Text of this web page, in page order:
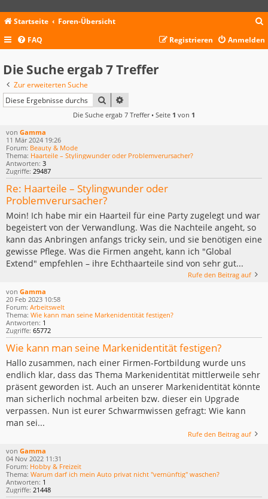
Startseite Foren-Übersicht
c
FAQ Anmelden
Registrieren
Die Suche ergab 7 Treffer
Zur erweiterten Suche
SUCHE
Die Suche ergab 7 Treffer • Seite 1 von 1
von Gamma
11 Mär 2024 19:26
Forum: Beauty & Mode
Thema: Haarteile – Stylingwunder oder Problemverursacher?
Antworten: 3
Zugriffe: 29487
Re: Haarteile – Stylingwunder oder
Problemverursacher?
Moin! Ich habe mir ein Haarteil für eine Party zugelegt und war
begeistert von der Verwandlung. Was die Nachteile angeht, so
kann das Anbringen anfangs tricky sein, und sie benötigen eine
gewisse Pflege. Was die Firmen angeht, kann ich "Global
Extend" empfehlen – ihre Echthaarteile sind von sehr gut...
Rufe den Beitrag auf
von Gamma
20 Feb 2023 10:58
Forum: Arbeitswelt
Thema: Wie kann man seine Markenidentität festigen?
Antworten: 1
Zugriffe: 65772
Wie kann man seine Markenidentität festigen?
Hallo zusammen, nach einer Firmen-Fortbildung wurde uns
endlich klar, dass das Thema Markenidentität mittlerweile sehr
präsent geworden ist. Auch an unserer Markenidentität könnte
man sicherlich nochmal arbeiten bzw. dieser ein Upgrade
verpassen. Nun ist eurer Schwarmwissen gefragt: Wie kann
man sei...
Rufe den Beitrag auf
von Gamma
04 Nov 2022 11:31
Forum: Hobby & Freizeit
Thema: Warum darf ich mein Auto privat nicht "vernünftig" waschen?
Antworten: 1
Zugriffe: 21448